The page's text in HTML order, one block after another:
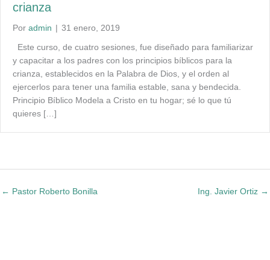
crianza
Por admin | 31 enero, 2019
Este curso, de cuatro sesiones, fue diseñado para familiarizar
y capacitar a los padres con los principios bíblicos para la
crianza, establecidos en la Palabra de Dios, y el orden al
ejercerlos para tener una familia estable, sana y bendecida.
Principio Bíblico Modela a Cristo en tu hogar; sé lo que tú
quieres […]
← Pastor Roberto Bonilla Ing. Javier Ortiz →